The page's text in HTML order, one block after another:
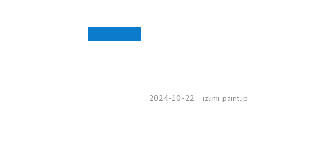
2024-10-22 izumi-paint.jp